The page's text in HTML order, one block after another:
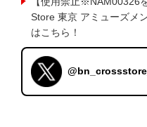
Store 東京 アミューズメ
はこちら！